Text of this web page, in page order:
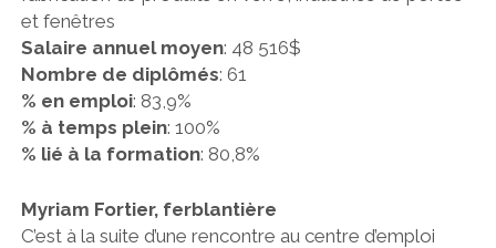
et fenêtres
Salaire annuel moyen: 48 516$
Nombre de diplômés: 61
% en emploi: 83,9%
% à temps plein: 100%
% lié à la formation: 80,8%
Myriam Fortier, ferblantière
C’est à la suite d’une rencontre au centre d’emploi